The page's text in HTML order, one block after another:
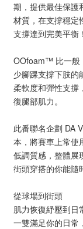
期，提供最佳保
材質，在支撐穩定
支撐達到完美平衡！
OOfoam™ 比一般
少腳踝支撐下肢的
柔軟度和彈性支撐
復腿部肌力。
此番聯名企劃 DA
本，將賽車上常使
低調質感，整體展
街頭穿搭的你能隨
從球場到街頭
肌力恢復紓壓到日
一雙滿足你的日常